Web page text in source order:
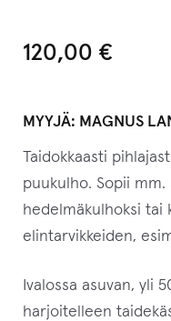
120,00 €
MYYJÄ: MAGNUS
Taidokkaasti
puukulho. Sopii mm.
hedelmäkulhoksi tai
elintarvikkeiden,
Ivalossa asuvan, yli
harjoitelleen